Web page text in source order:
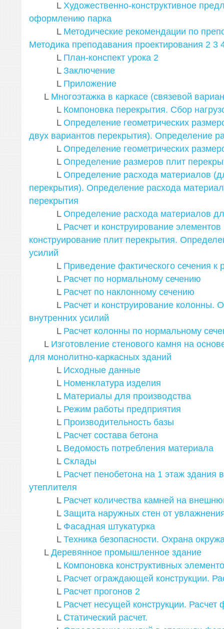
L Художественно-конструктивное
оформлению парка
L Методические рекомендации по
Методика преподавания проектирования 2 3
L План-конспект урока 2
L Заключение
L Приложение
L Многоэтажка в каркасе (связевой
L Компоновка перекрытия. Сбор
L Определение геометрических
двух вариантов перекрытия). Определение
L Определение геометрических
L Определение размеров плит
L Определение расхода материалов
перекрытия). Определение расхода
перекрытия
L Определение расхода материалов
L Расчет и конструирование элементов
конструирование плит перекрытия.
усилий
L Приведение фактического сечения к
L Расчет по нормальному сечению
L Расчет по наклонному сечению
L Расчет и конструирование колонны.
внутренних усилий
L Расчет колонны по нормальному
L Изготовление стенового камня на
для монолитно-каркасных зданий
L Исходные данные
L Номенклатура изделия
L Материалы для производства
L Режим работы предприятия
L Производительность базы
L Расчет состава бетона
L Ведомость потребления материала
L Склады
L Расчет пенобетона на 1 этаж здания
утеплителя
L Расчет количества камней на
L Защита наружных стен от
L Фасадная штукатурка
L Техника безопасности. Охрана
L Деревянное промышленное здание
L Компоновка конструктивных
L Расчет ограждающей конструкции.
L Расчет прогонов 2
L Расчет несущей конструкции.
L Статический расчет.